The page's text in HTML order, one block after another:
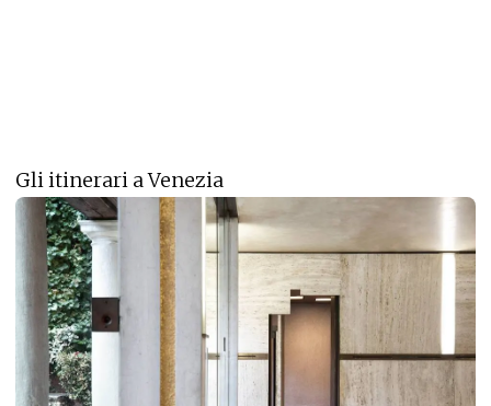
Gli itinerari a Venezia